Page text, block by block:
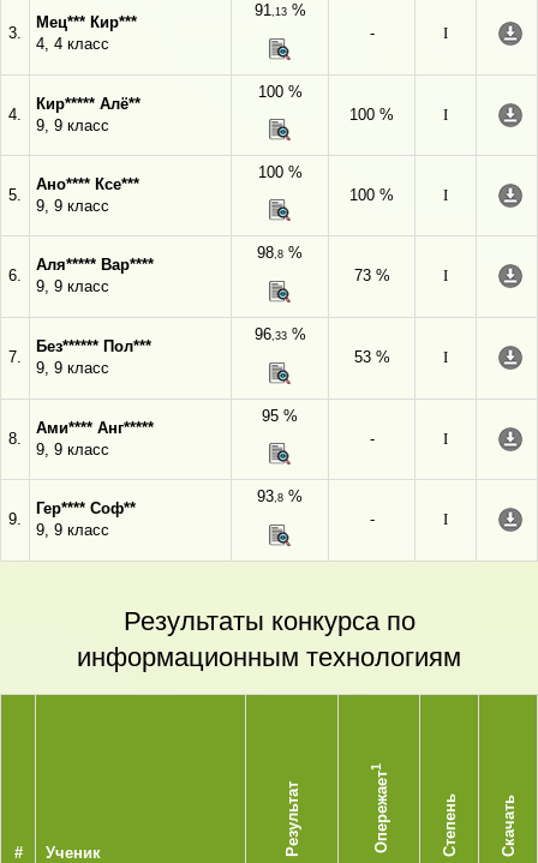
3.
Мец*** Кир***
4, 4 класс
91,13%
-
I
4.
Кир***** Алё**
9, 9 класс
100 %
100 %
I
5.
Ано**** Ксе***
9, 9 класс
100 %
100 %
I
6.
Аля***** Вар****
9, 9 класс
98,8 %
73 %
I
7.
Без****** Пол***
9, 9 класс
96,33%
53 %
I
8.
Ами**** Анг*****
9, 9 класс
95 %
-
I
9.
Гер**** Соф**
9, 9 класс
93,8 %
-
I
Результаты конкурса по
информационным технологиям
# Ученик Результат Опережает
1
Степень Скачать